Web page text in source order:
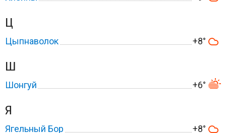
Ц
Цыпнаволок +8°
Ш
Шонгуй +6°
Я
Ягельный Бор +8°